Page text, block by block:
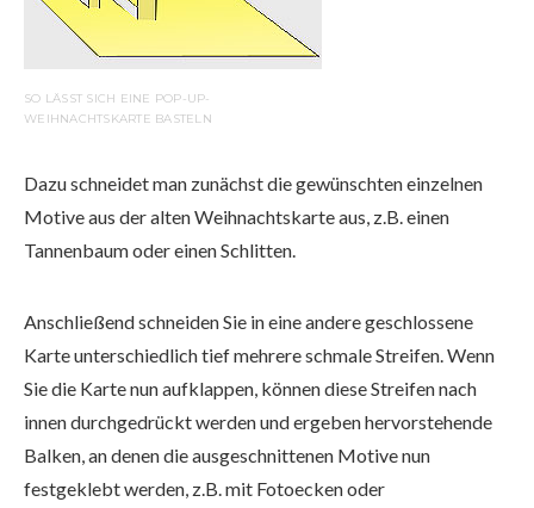
SO LÄSST SICH EINE POP-UP-
WEIHNACHTSKARTE BASTELN
Dazu schneidet man zunächst die gewünschten einzelnen
Motive aus der alten Weihnachtskarte aus, z.B. einen
Tannenbaum oder einen Schlitten.
Anschließend schneiden Sie in eine andere geschlossene
Karte unterschiedlich tief mehrere schmale Streifen. Wenn
Sie die Karte nun aufklappen, können diese Streifen nach
innen durchgedrückt werden und ergeben hervorstehende
Balken, an denen die ausgeschnittenen Motive nun
festgeklebt werden, z.B. mit Fotoecken oder